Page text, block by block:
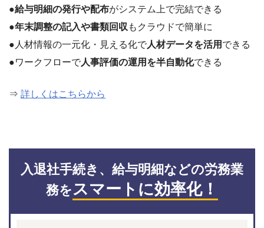
●給与明細の発行や配布がシステム上で完結できる
●年末調整の記入や書類回収 もクラウドで簡単に
●人材情報の一元化・見える化で人材データを活用 できる
●ワークフローで人事評価の運用を半自動化できる
⇒ 詳しくはこちらから
入退社手続き、給与明細などの労務業
務をスマートに効率化！